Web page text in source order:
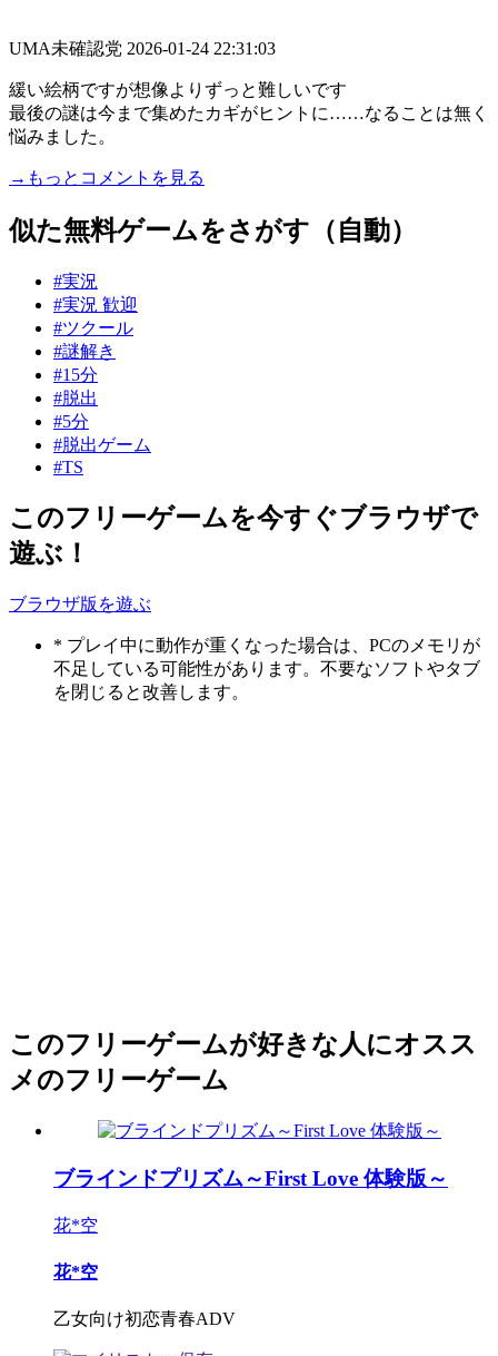
UMA未確認党 2026-01-24 22:31:03
緩い絵柄ですが想像よりずっと難しいです
最後の謎は今まで集めたカギがヒントに……なることは無く
悩みました。
→もっとコメントを見る
似た無料ゲームをさがす（自動）
#実況
#実況 歓迎
#ツクール
#謎解き
#15分
#脱出
#5分
#脱出ゲーム
#TS
このフリーゲームを今すぐブラウザで
遊ぶ！
ブラウザ版を遊ぶ
* プレイ中に動作が重くなった場合は、PCのメモリが
不足している可能性があります。不要なソフトやタブ
を閉じると改善します。
このフリーゲームが好きな人にオスス
メのフリーゲーム
ブラインドプリズム～First Love 体験版～
花*空
花*空
乙女向け初恋青春ADV